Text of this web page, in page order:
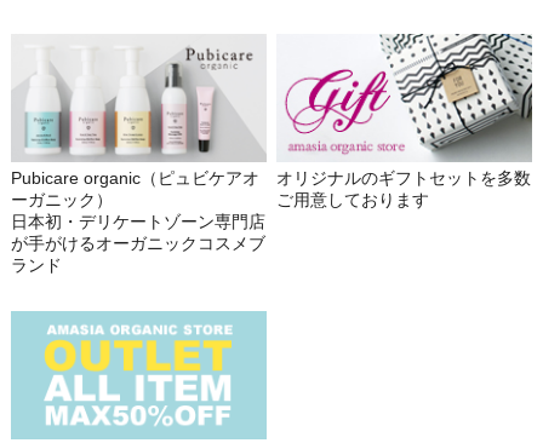
Pubicare organic（ピュビケアオ
ーガニック）
日本初・デリケートゾーン専門店
が手がけるオーガニックコスメブ
ランド
オリジナルのギフトセットを多数
ご用意しております